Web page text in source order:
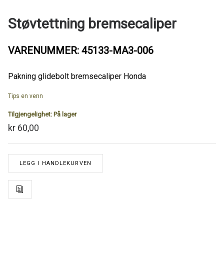
Støvtettning bremsecaliper
VARENUMMER: 45133-MA3-006
Pakning glidebolt bremsecaliper Honda
Tips en venn
Tilgjengelighet: På lager
kr 60,00
LEGG I HANDLEKURVEN